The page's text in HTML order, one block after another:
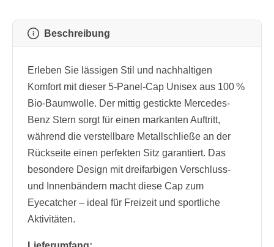
Beschreibung
Erleben Sie lässigen Stil und nachhaltigen
Komfort mit dieser 5-Panel-Cap Unisex aus 100 %
Bio-Baumwolle. Der mittig gestickte Mercedes-
Benz Stern sorgt für einen markanten Auftritt,
während die verstellbare Metallschließe an der
Rückseite einen perfekten Sitz garantiert. Das
besondere Design mit dreifarbigen Verschluss-
und Innenbändern macht diese Cap zum
Eyecatcher – ideal für Freizeit und sportliche
Aktivitäten.